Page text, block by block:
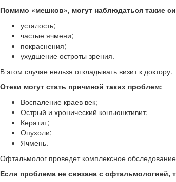
Помимо «мешков», могут наблюдаться такие
усталость;
частые ячмени;
покраснения;
ухудшение остроты зрения.
В этом случае нельзя откладывать визит к доктору.
Отеки могут стать причиной таких проблем:
Воспаление краев век;
Острый и хронический конъюнктивит;
Кератит;
Опухоли;
Ячмень.
Офтальмолог проведет комплексное
Если проблема не связана с офтальмологией,